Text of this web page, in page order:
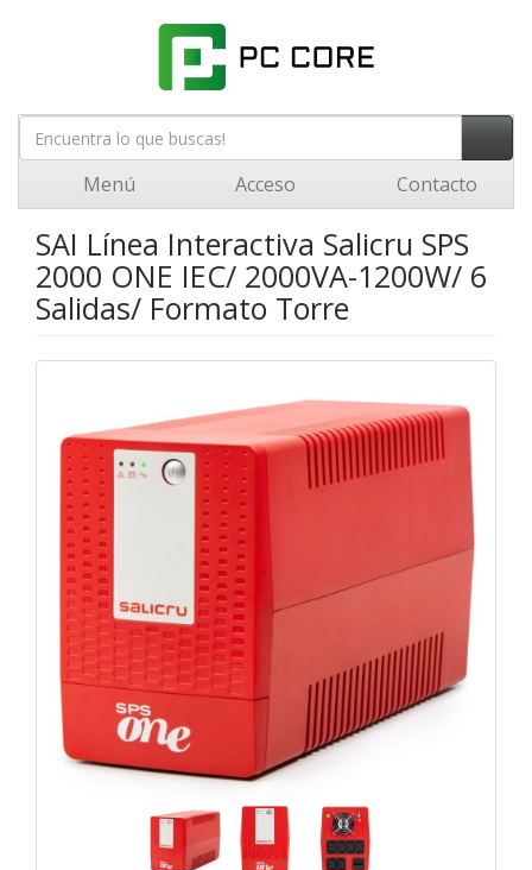
Menú Acceso Contacto
SAI Línea Interactiva Salicru SPS
2000 ONE IEC/ 2000VA-1200W/ 6
Salidas/ Formato Torre